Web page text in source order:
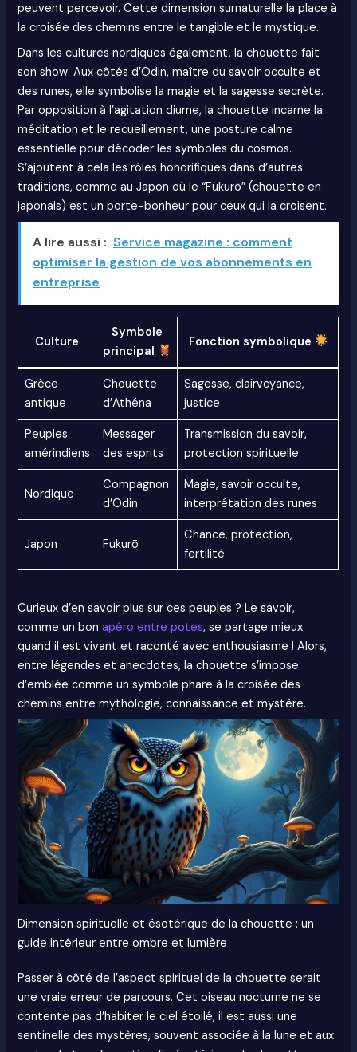
peuvent percevoir. Cette dimension surnaturelle la place à
la croisée des chemins entre le tangible et le mystique.
Dans les cultures nordiques également, la chouette fait
son show. Aux côtés d’Odin, maître du savoir occulte et
des runes, elle symbolise la magie et la sagesse secrète.
Par opposition à l’agitation diurne, la chouette incarne la
méditation et le recueillement, une posture calme
essentielle pour décoder les symboles du cosmos.
S’ajoutent à cela les rôles honorifiques dans d’autres
traditions, comme au Japon où le “Fukurō” (chouette en
japonais) est un porte-bonheur pour ceux qui la croisent.
A lire aussi : Service magazine : comment
optimiser la gestion de vos abonnements en
entreprise
Culture
Symbole
principal
Fonction symbolique
Grèce
antique
Chouette
d’Athéna
Sagesse, clairvoyance,
justice
Peuples
amérindiens
Messager
des esprits
Transmission du savoir,
protection spirituelle
Nordique
Compagnon
d’Odin
Magie, savoir occulte,
interprétation des runes
Japon Fukurō
Chance, protection,
fertilité
Curieux d’en savoir plus sur ces peuples ? Le savoir,
comme un bonapéro entre potes, se partage mieux
quand il est vivant et raconté avec enthousiasme ! Alors,
entre légendes et anecdotes, la chouette s’impose
d’emblée comme un symbole phare à la croisée des
chemins entre mythologie, connaissance et mystère.
Dimension spirituelle et ésotérique de la chouette : un
guide intérieur entre ombre et lumière
Passer à côté de l’aspect spirituel de la chouette serait
une vraie erreur de parcours. Cet oiseau nocturne ne se
contente pas d’habiter le ciel étoilé, il est aussi une
sentinelle des mystères, souvent associée à la lune et aux